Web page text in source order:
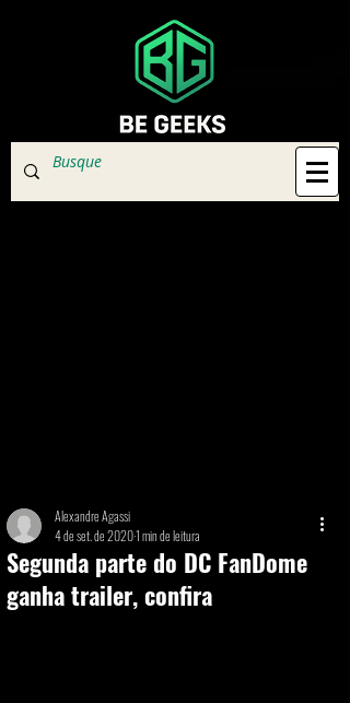
Segunda parte do DC FanDome
ganha trailer, confira
Alexandre Agassi
4 de set. de 20201 min de leitura